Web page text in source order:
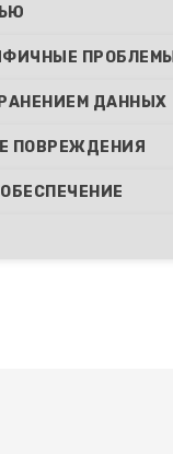
ПРОБЛЕМЫ
ДАННЫХ
ПОВРЕЖДЕНИЯ